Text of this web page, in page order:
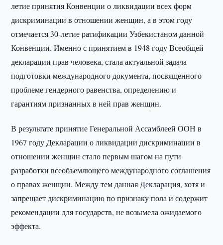
летие принятия Конвенции о ликвидации всех форм
дискриминации в отношении женщин, а в этом году
отмечается 30-летие ратификации Узбекистаном данной
Конвенции. Именно с принятием в 1948 году Всеобщей
декларации прав человека, стала актуальной задача
подготовки международного документа, посвященного
проблеме гендерного равенства, определению и
гарантиям признанных в ней прав женщин.
В результате принятие Генеральной Ассамблеей ООН в
1967 году Декларации о ликвидации дискриминации в
отношении женщин стало первым шагом на пути
разработки всеобъемлющего международного соглашения
о правах женщин. Между тем данная Декларация, хотя и
запрещает дискриминацию по признаку пола и содержит
рекомендации для государств, не возымела ожидаемого
эффекта.